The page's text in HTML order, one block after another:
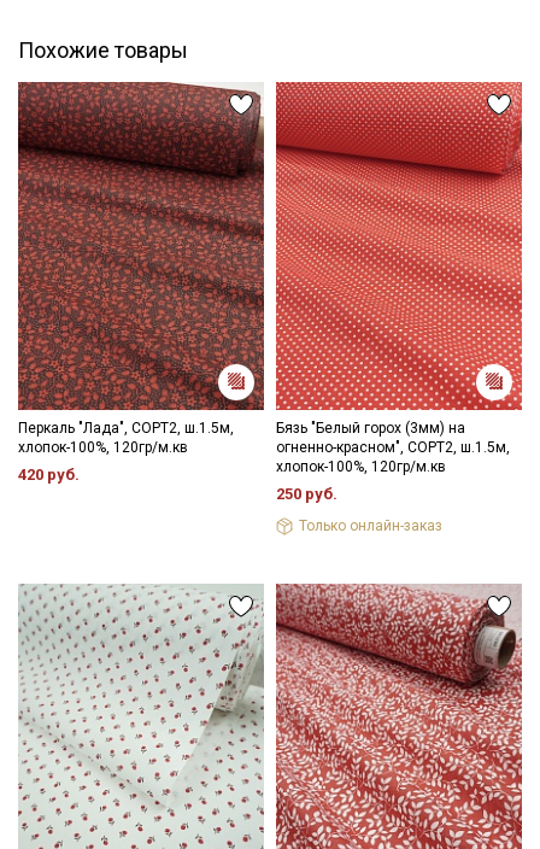
Похожие товары
Перкаль "Лада", СОРТ2, ш.1.5м,
хлопок-100%, 120гр/м.кв
420 руб.
Бязь "Белый горох (3мм) на
огненно-красном", СОРТ2, ш.1.5м,
хлопок-100%, 120гр/м.кв
250 руб.
Только онлайн-заказ
Подписаться
Ознакомлен(а) сПолитикой обработки персональных
данныхи даюСогласие на обработку персональных
данных
ДаюСогласие на получение рекламных и
информационных рассылок